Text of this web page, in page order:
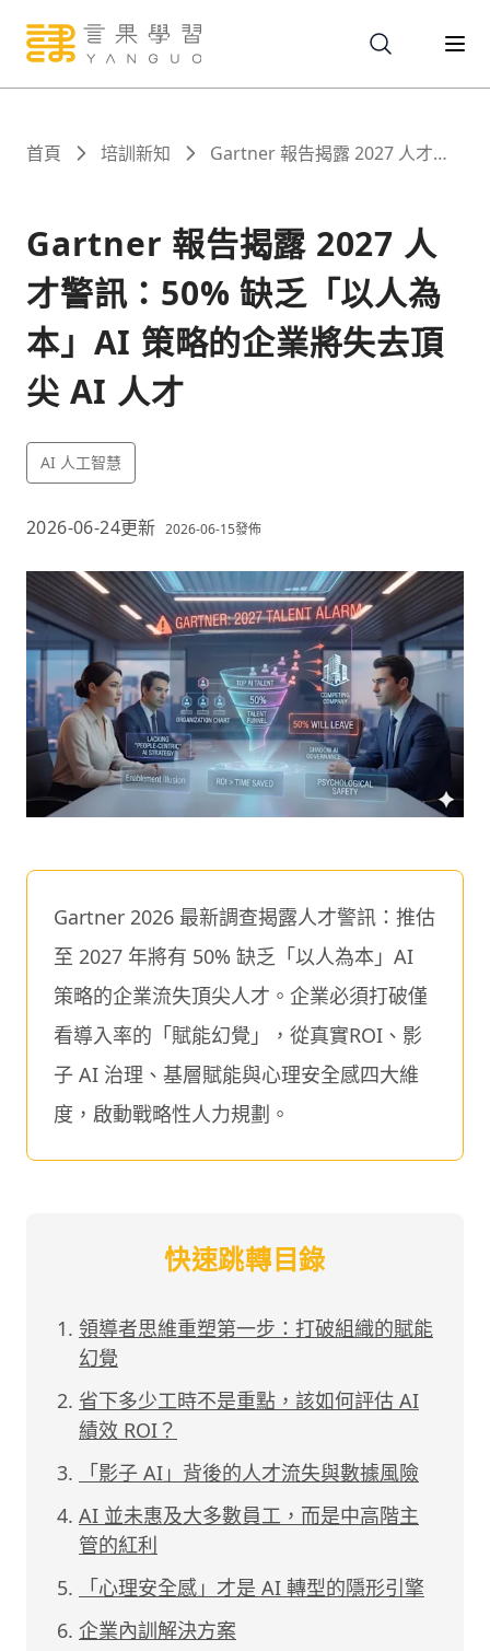
關於
課程
報名
文章
首頁 培訓新知
Gartner 報告揭露 2027 人才警
Gartner 報告揭露 2027 人
才警訊：50% 缺乏「以人為
本」AI 策略的企業將失去頂
尖 AI 人才
AI 人工智慧
2026-06-24更新 2026-06-15發佈
Gartner 2026 最新調查揭露人才警訊：推估
至 2027 年將有 50% 缺乏「以人為本」AI
策略的企業流失頂尖人才。企業必須打破僅
看導入率的「賦能幻覺」，從真實ROI、影
子 AI 治理、基層賦能與心理安全感四大維
度，啟動戰略性人力規劃。
快速跳轉目錄
領導者思維重塑第一步：打破組織的賦能
幻覺
省下多少工時不是重點，該如何評估 AI
績效 ROI？
「影子 AI」背後的人才流失與數據風險
AI 並未惠及大多數員工，而是中高階主
管的紅利
「心理安全感」才是 AI 轉型的隱形引擎
企業內訓解決方案